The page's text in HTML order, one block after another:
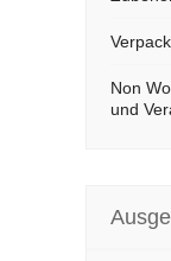
Non
und